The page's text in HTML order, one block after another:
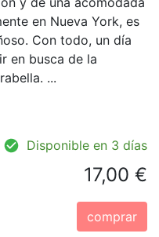
en Nueva York, es
Con todo, un día
en busca de la
...
Disponible en 3 días
17,00 €
comprar